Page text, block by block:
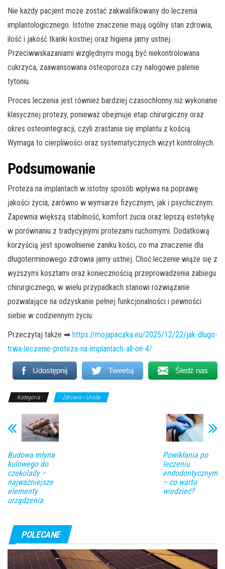
Nie każdy pacjent może zostać zakwalifikowany do leczenia
implantologicznego. Istotne znaczenie mają ogólny stan zdrowia,
ilość i jakość tkanki kostnej oraz higiena jamy ustnej.
Przeciwwskazaniami względnymi mogą być niekontrolowana
cukrzyca, zaawansowana osteoporoza czy nałogowe palenie
tytoniu.
Proces leczenia jest również bardziej czasochłonny niż wykonanie
klasycznej protezy, ponieważ obejmuje etap chirurgiczny oraz
okres osteointegracji, czyli zrastania się implantu z kością.
Wymaga to cierpliwości oraz systematycznych wizyt kontrolnych.
Podsumowanie
Proteza na implantach w istotny sposób wpływa na poprawę
jakości życia, zarówno w wymiarze fizycznym, jak i psychicznym.
Zapewnia większą stabilność, komfort żucia oraz lepszą estetykę
w porównaniu z tradycyjnymi protezami ruchomymi. Dodatkową
korzyścią jest spowolnienie zaniku kości, co ma znaczenie dla
długoterminowego zdrowia jamy ustnej. Choć leczenie wiąże się z
wyższymi kosztami oraz koniecznością przeprowadzenia zabiegu
chirurgicznego, w wielu przypadkach stanowi rozwiązanie
pozwalające na odzyskanie pełnej funkcjonalności i pewności
siebie w codziennym życiu.
Przeczytaj także ➡ https://mojapaczka.eu/2025/12/22/jak-dlugo-
trwa-leczenie-proteza-na-implantach-all-on-4/
Udostępnij Tweetuj Śledź nas
Kategoria Zdrowie i Uroda
Budowa młyna
kulowego do
czekolady –
najważniejsze
elementy
urządzenia
Powikłania po
leczeniu
endodontycznym
– co warto
wiedzieć?
POLECANE